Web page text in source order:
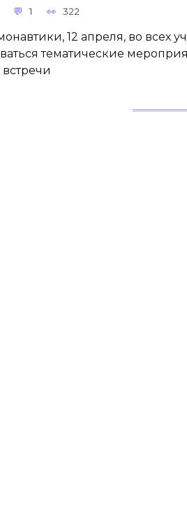
1 322
12 апреля, во всех
тематические